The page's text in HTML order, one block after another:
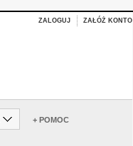
ZALOGUJ ZAŁÓŻ KONTO
+ POMOC